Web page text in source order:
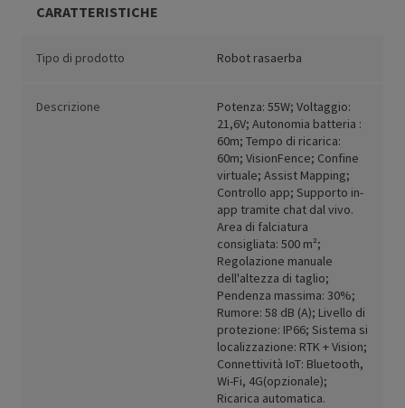
CARATTERISTICHE
Tipo di prodotto Robot rasaerba
Descrizione
Potenza: 55W; Voltaggio:
21,6V; Autonomia batteria :
60m; Tempo di ricarica:
60m; VisionFence; Confine
virtuale; Assist Mapping;
Controllo app; Supporto in-
app tramite chat dal vivo.
Area di falciatura
consigliata: 500 m²;
Regolazione manuale
dell'altezza di taglio;
Pendenza massima: 30%;
Rumore: 58 dB (A); Livello di
protezione: IP66; Sistema si
localizzazione: RTK + Vision;
Connettività IoT: Bluetooth,
Wi-Fi, 4G(opzionale);
Ricarica automatica.